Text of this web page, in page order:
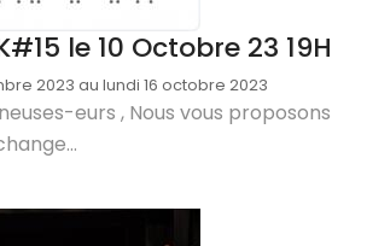
le 10 Octobre 23 19H
2023 au lundi 16 octobre 2023
eurs , Nous vous proposons